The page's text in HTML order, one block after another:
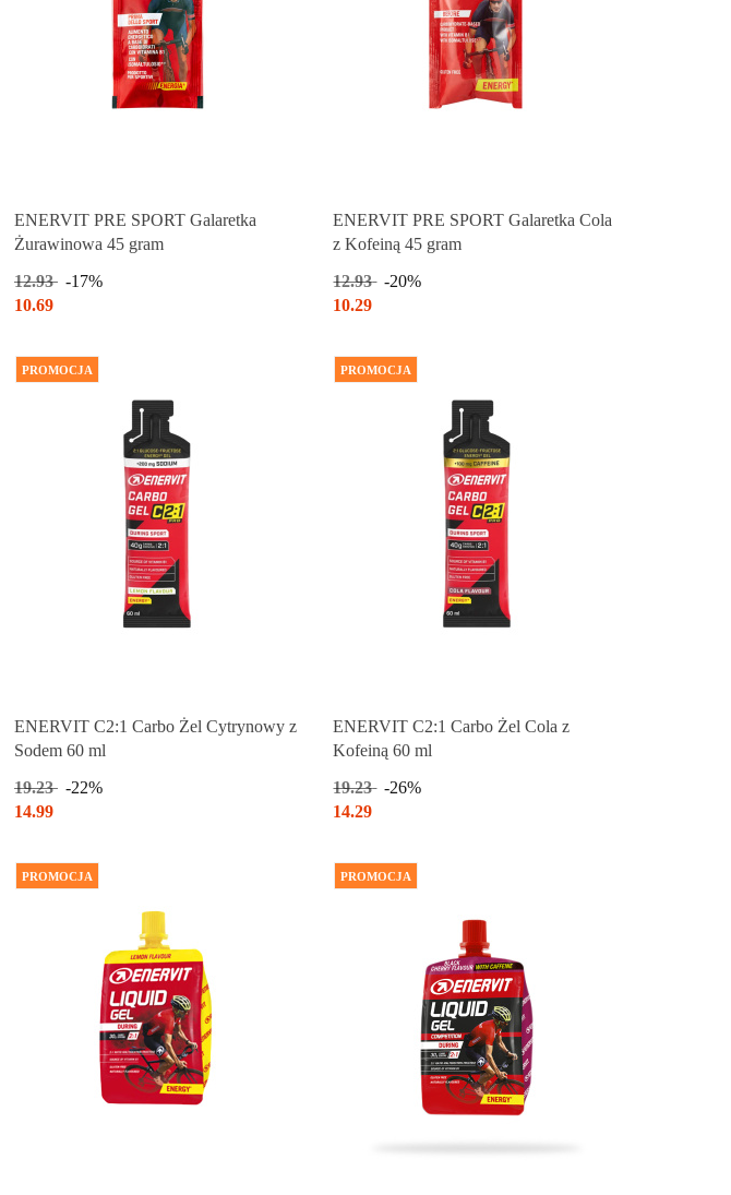
Produkt chwilowo niedostępny
ENERVIT PRE SPORT Galaretka
Żurawinowa 45 gram
12.93
-17%
10.69
Produkt chwilowo niedostępny
ENERVIT PRE SPORT Galaretka Cola
z Kofeiną 45 gram
12.93
-20%
10.29
PROMOCJA
Produkt chwilowo niedostępny
ENERVIT C2:1 Carbo Żel Cytrynowy z
Sodem 60 ml
19.23
-22%
14.99
PROMOCJA
Produkt chwilowo niedostępny
ENERVIT C2:1 Carbo Żel Cola z
Kofeiną 60 ml
19.23
-26%
14.29
PROMOCJA PROMOCJA